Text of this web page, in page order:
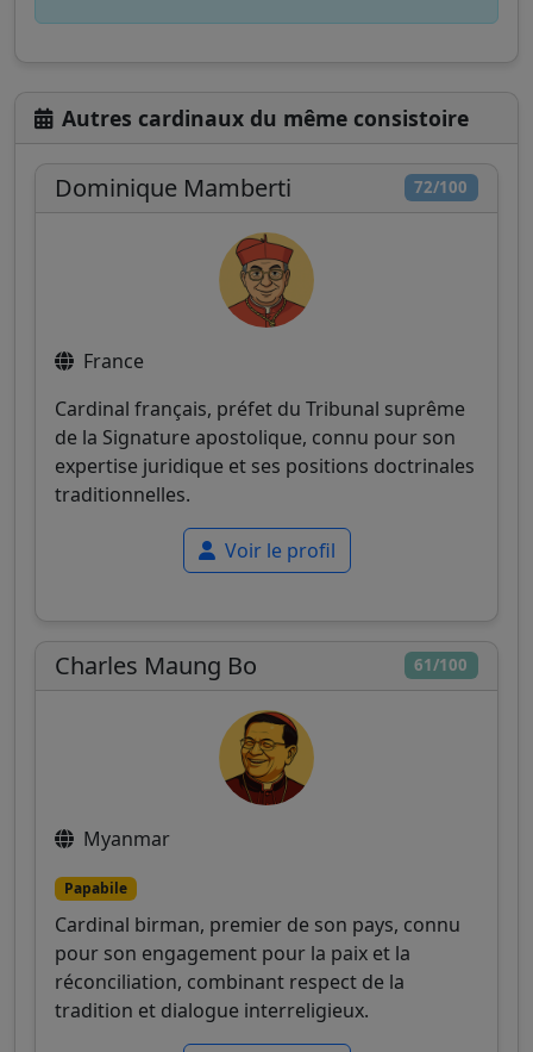
Autres cardinaux du même consistoire
72/100
Dominique Mamberti
France
Cardinal français, préfet du Tribunal suprême
de la Signature apostolique, connu pour son
expertise juridique et ses positions doctrinales
traditionnelles.
Voir le profil
61/100
Charles Maung Bo
Myanmar
Papabile
Cardinal birman, premier de son pays, connu
pour son engagement pour la paix et la
réconciliation, combinant respect de la
tradition et dialogue interreligieux.